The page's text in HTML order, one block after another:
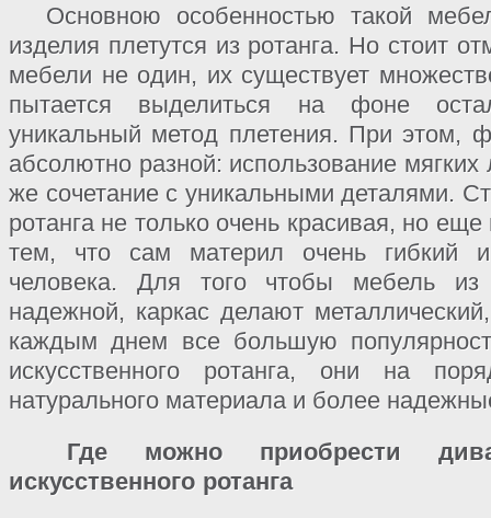
Основною особенностью такой
изделия плетутся из ротанга. Но стоит
мебели не один, их существует
пытается выделиться на фоне
уникальный метод плетения. При этом,
абсолютно разной: использование
же сочетание с уникальными деталями.
ротанга не только очень красивая, но
тем, что сам материл очень гибкий
человека. Для того чтобы мебель
надежной, каркас делают
каждым днем все большую
искусственного ротанга, они на
натурального материала и более
Где можно приобрести
искусственного ротанга